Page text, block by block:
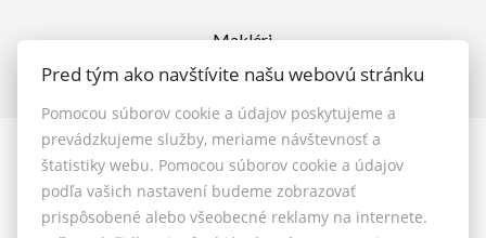
Makléri
Napíšte nám
Kontakt
© 2026 - MAXFIN REAL s.r.o.
Vašinova 125/61, Nitra 949 01, E-mail: reality@maxfinreal.sk
Nastavenie cookies
Pred tým ako navštívite našu webovú stránku
Pomocou súborov cookie a údajov poskytujeme a
prevádzkujeme služby, meriame návštevnosť a
štatistiky webu. Pomocou súborov cookie a údajov
podľa vašich nastavení budeme zobrazovať
prispôsobené alebo všeobecné reklamy na internete.